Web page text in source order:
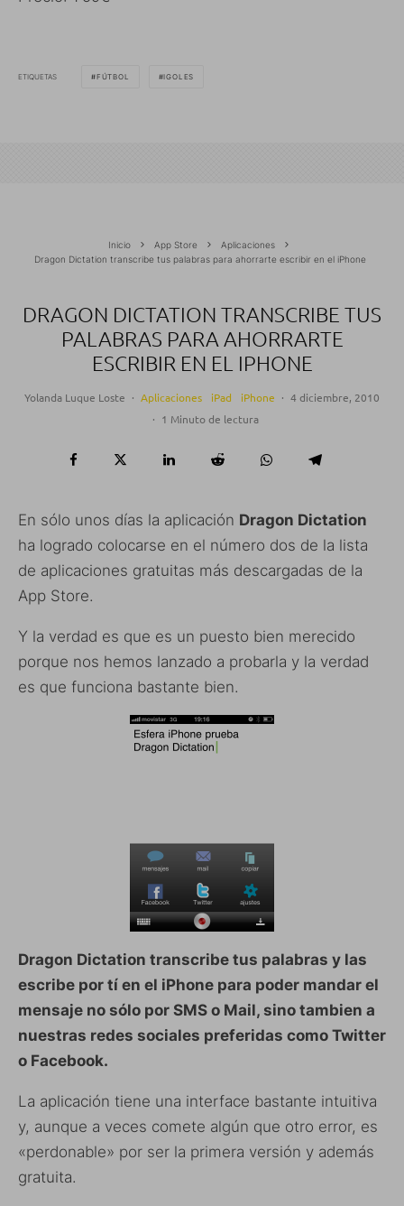
ETIQUETAS FÚTBOL IGOLES
Inicio App Store
Aplicaciones
Dragon Dictation transcribe tus palabras para ahorrarte escribir en el iPhone
DRAGON DICTATION TRANSCRIBE TUS
PALABRAS PARA AHORRARTE
ESCRIBIR EN EL IPHONE
Yolanda Luque Loste · Aplicaciones iPad iPhone · 4 diciembre, 2010
· 1 Minuto de lectura
En sólo unos días la aplicación Dragon Dictation
ha logrado colocarse en el número dos de la lista
de aplicaciones gratuitas más descargadas de la
App Store.
Y la verdad es que es un puesto bien merecido
porque nos hemos lanzado a probarla y la verdad
es que funciona bastante bien.
Dragon Dictation transcribe tus palabras y las
escribe por tí en el iPhone para poder mandar el
mensaje no sólo por SMS o Mail, sino tambien a
nuestras redes sociales preferidas como Twitter
o Facebook.
La aplicación tiene una interface bastante intuitiva
y, aunque a veces comete algún que otro error, es
«perdonable» por ser la primera versión y además
gratuita.